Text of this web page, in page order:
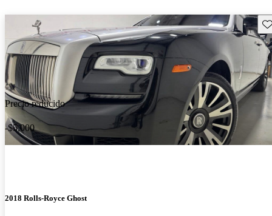
Precio reducido
-$5,000
2018 Rolls-Royce Ghost